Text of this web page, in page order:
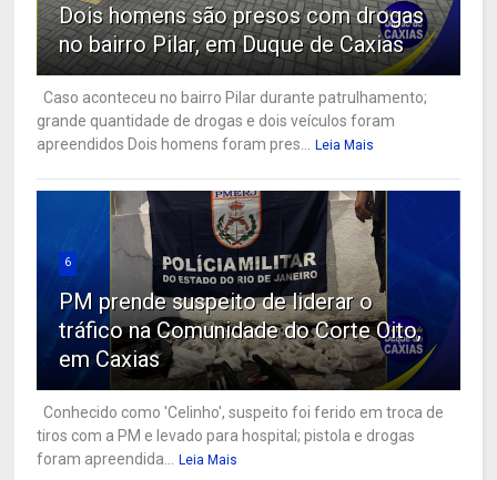
Dois homens são presos com drogas
no bairro Pilar, em Duque de Caxias
Caso aconteceu no bairro Pilar durante patrulhamento;
grande quantidade de drogas e dois veículos foram
apreendidos Dois homens foram pres...
Leia Mais
6
PM prende suspeito de liderar o
tráfico na Comunidade do Corte Oito,
em Caxias
Conhecido como 'Celinho', suspeito foi ferido em troca de
tiros com a PM e levado para hospital; pistola e drogas
foram apreendida...
Leia Mais